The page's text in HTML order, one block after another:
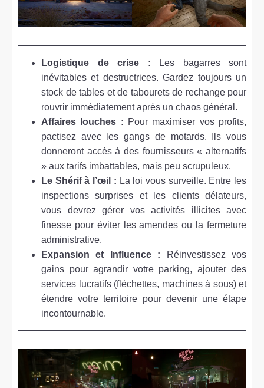
Logistique de crise : Les bagarres sont
inévitables et destructrices. Gardez toujours un
stock de tables et de tabourets de rechange pour
rouvrir immédiatement après un chaos général.
Affaires louches : Pour maximiser vos profits,
pactisez avec les gangs de motards. Ils vous
donneront accès à des fournisseurs « alternatifs
» aux tarifs imbattables, mais peu scrupuleux.
Le Shérif à l’œil : La loi vous surveille. Entre les
inspections surprises et les clients délateurs,
vous devrez gérer vos activités illicites avec
finesse pour éviter les amendes ou la fermeture
administrative.
Expansion et Influence : Réinvestissez vos
gains pour agrandir votre parking, ajouter des
services lucratifs (fléchettes, machines à sous) et
étendre votre territoire pour devenir une étape
incontournable.